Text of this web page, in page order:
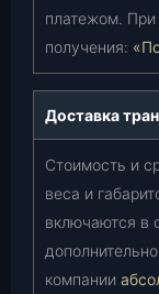
платежом. При
получения:
Доставка
Стоимость и
веса и
включаются в
компании